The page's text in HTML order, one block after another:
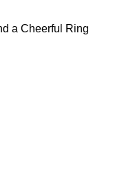
a Cheerful Ring